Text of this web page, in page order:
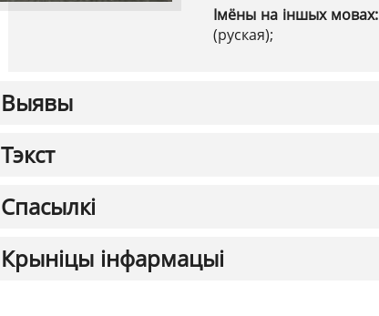
Імёны на іншых мовах:
(руская);
Выявы
Тэкст
Спасылкі
Крыніцы інфармацыі